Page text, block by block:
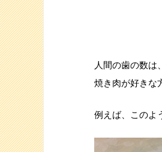
人間の歯の数は
焼き肉が好きな
例えば、このよ